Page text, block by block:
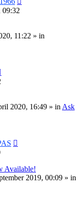
09:32
11:22 » in
2020, 16:49 » in Ask
Available!
2019, 00:09 » in